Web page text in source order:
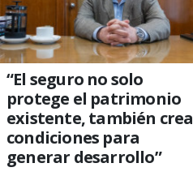
“El seguro no solo
protege el patrimonio
existente, también crea
condiciones para
generar desarrollo”